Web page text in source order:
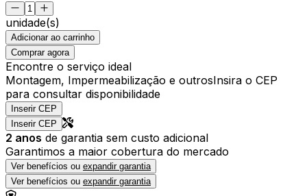
unidade(s)
Adicionar ao carrinho
Comprar agora
Encontre o serviço ideal
Montagem, Impermeabilização e outrosInsira o CEP
para consultar disponibilidade
Inserir CEP
Inserir CEP
2 anos de garantia sem custo adicional
Garantimos a maior cobertura do mercado
Ver benefícios ou expandir garantia
Ver benefícios ou expandir garantia